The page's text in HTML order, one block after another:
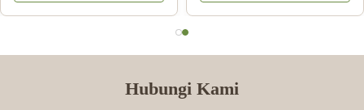
Hubungi Kami